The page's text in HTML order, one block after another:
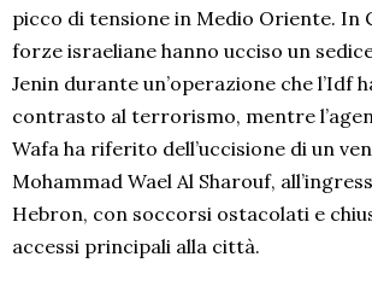
picco di tensione in Medio Oriente. In
forze israeliane hanno ucciso un
Jenin durante un’operazione che l’Idf
contrasto al terrorismo, mentre
Wafa ha riferito dell’uccisione di un
Mohammad Wael Al Sharouf,
Hebron, con soccorsi ostacolati e
accessi principali alla città.